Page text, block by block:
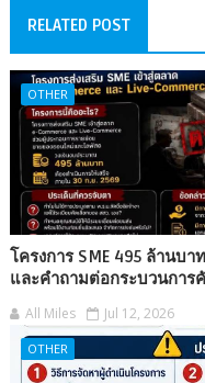
RELATED POST
OTHER
โครงการ SME 495 ล้านบ
และคำถามต่อกระบวนการ
All Miles Jul 12, 2026
OTHER